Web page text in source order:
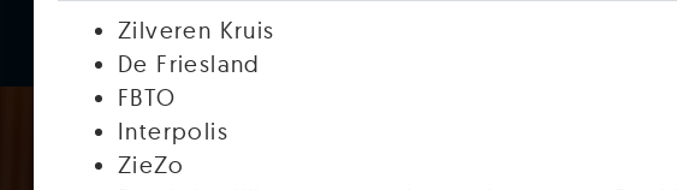
Voor onze kleinschalige
Zilveren Kruis
De Friesland
FBTO
Interpolis
ZieZo